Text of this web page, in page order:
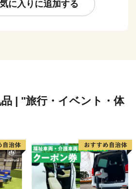
や訪れる人が盛んに交流する街で
代表する品々を、ふるさと納税の
ご用意しております。
に入りに追加する
| "旅行・イベント・体